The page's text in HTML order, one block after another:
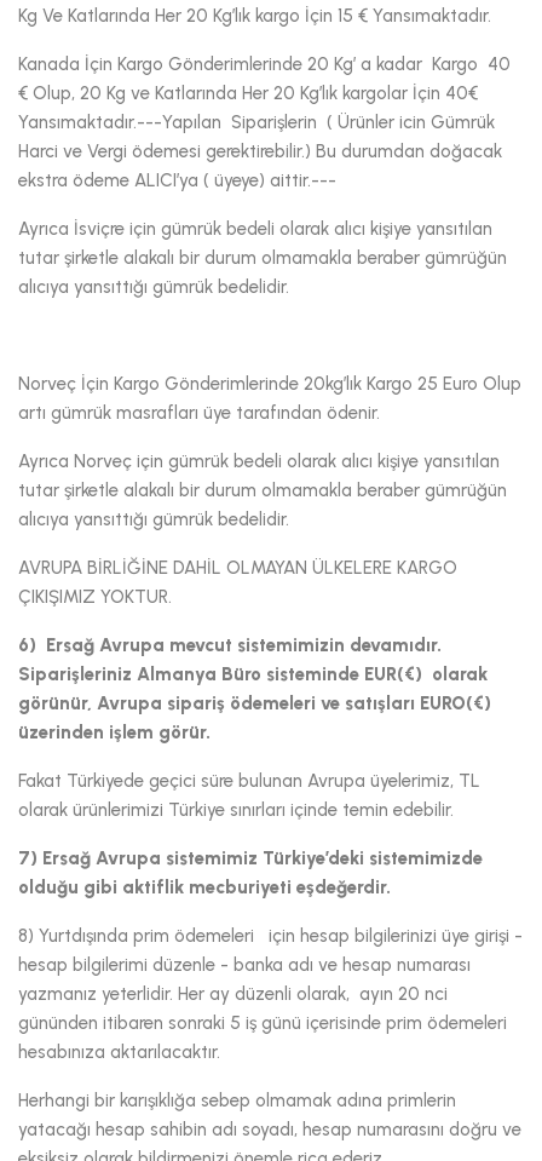
Kg Ve Katlarında Her 20 Kg’lık kargo İçin 15 € Yansımaktadır.
Kanada İçin Kargo Gönderimlerinde 20 Kg’ a kadar Kargo 40
€ Olup, 20 Kg ve Katlarında Her 20 Kg’lık kargolar İçin 40€
Yansımaktadır.---Yapılan Siparişlerin ( Ürünler icin Gümrük
Harci ve Vergi ödemesi gerektirebilir.) Bu durumdan doğacak
ekstra ödeme ALICI’ya ( üyeye) aittir.---
Ayrıca İsviçre için gümrük bedeli olarak alıcı kişiye yansıtılan
tutar şirketle alakalı bir durum olmamakla beraber gümrüğün
alıcıya yansıttığı gümrük bedelidir.
Norveç İçin Kargo Gönderimlerinde 20kg’lık Kargo 25 Euro Olup
artı gümrük masrafları üye tarafından ödenir.
Ayrıca Norveç için gümrük bedeli olarak alıcı kişiye yansıtılan
tutar şirketle alakalı bir durum olmamakla beraber gümrüğün
alıcıya yansıttığı gümrük bedelidir.
AVRUPA BİRLİĞİNE DAHİL OLMAYAN ÜLKELERE KARGO
ÇIKIŞIMIZ YOKTUR.
6) Ersağ Avrupa mevcut sistemimizin devamıdır.
Siparişleriniz Almanya Büro sisteminde EUR(€) olarak
görünür, Avrupa sipariş ödemeleri ve satışları EURO(€)
üzerinden işlem görür.
Fakat Türkiyede geçici süre bulunan Avrupa üyelerimiz, TL
olarak ürünlerimizi Türkiye sınırları içinde temin edebilir.
7) Ersağ Avrupa sistemimiz Türkiye’deki sistemimizde
olduğu gibi aktiflik mecburiyeti eşdeğerdir.
8) Yurtdışında prim ödemeleri için hesap bilgilerinizi üye girişi -
hesap bilgilerimi düzenle - banka adı ve hesap numarası
yazmanız yeterlidir. Her ay düzenli olarak, ayın 20 nci
gününden itibaren sonraki 5 iş günü içerisinde prim ödemeleri
hesabınıza aktarılacaktır.
Herhangi bir karışıklığa sebep olmamak adına primlerin
yatacağı hesap sahibin adı soyadı, hesap numarasını doğru ve